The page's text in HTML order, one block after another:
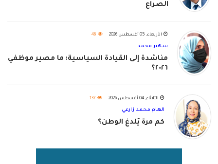
الصراع
الأربعاء, 05 أغسطس 2026 46
سهير محمد
مناشدة إلى القيادة السياسية: ما مصير موظفي
٢٠٢٦؟
الثلاثاء, 04 أغسطس 2026 137
الهام محمد زارعي
كم مرة يُلدغ الوطن؟